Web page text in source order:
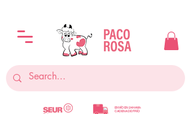
ENVÍO EN 24H/48h
CADENA DE FRÍO